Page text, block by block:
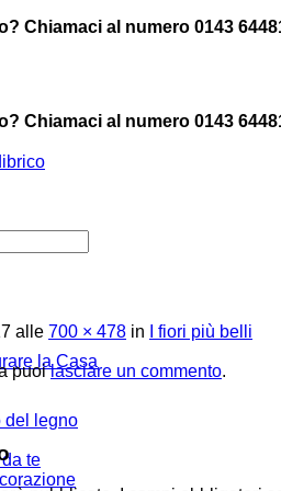
Chiamaci al numero 0143
Chiamaci al numero 0143
la Casa
del legno
te
alle 700 × 478 in I fiori più belli
puoilasciare un commento.